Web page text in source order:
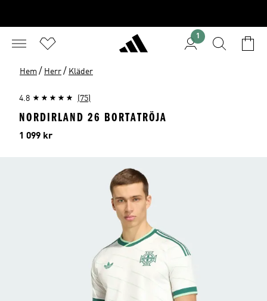
1
Hem / Herr / Kläder
4.8 (75)
NORDIRLAND 26 BORTATRÖJA
Pris
1 099 kr